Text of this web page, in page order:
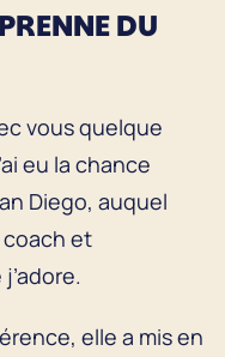
DU
vous quelque
eu la chance
Diego, auquel
coach et
elle a mis en